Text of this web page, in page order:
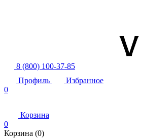
8 (800) 100-37-85
Профиль
Избранное
0
Корзина
0
Корзина (0)